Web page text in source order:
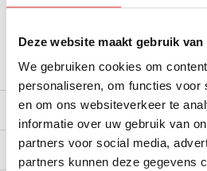
Deze website maakt gebruik van
We gebruiken cookies om
personaliseren, om functies voor
en om ons websiteverkeer te
informatie over uw gebruik van
partners voor social media,
partners kunnen deze gegevens
Productomschrijving
Reviews
Verzendinformatie